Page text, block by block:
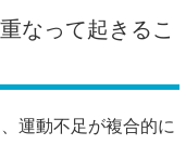
なって起きるこ
運動不足が複合的に